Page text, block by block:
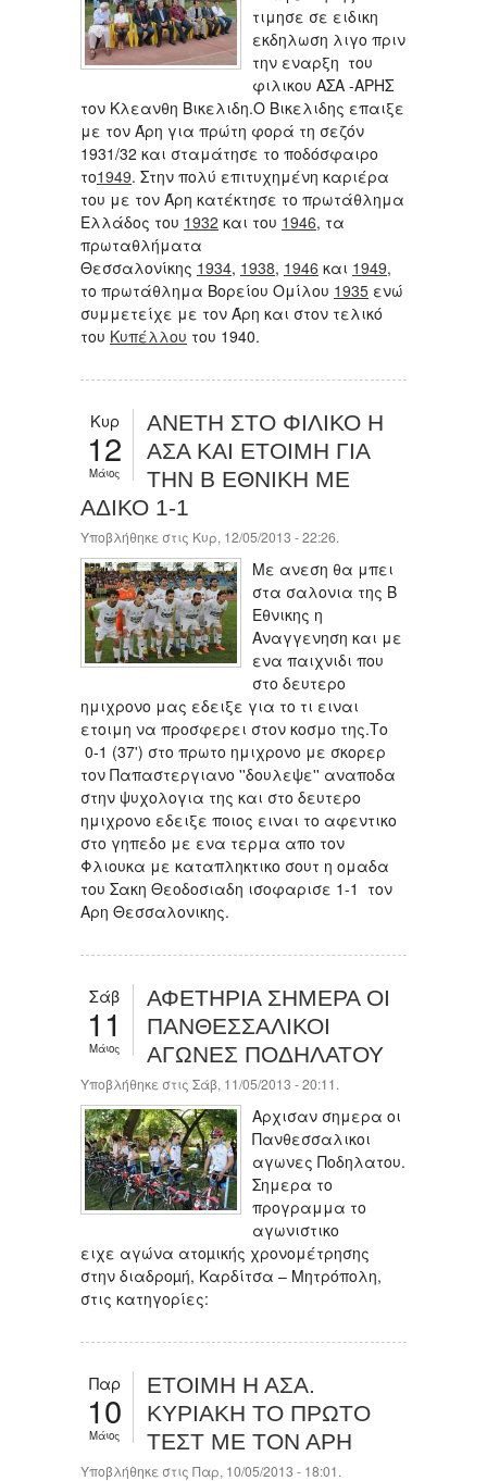
τιμησε σε ειδικη
εκδηλωση λιγο πριν
την εναρξη του
φιλικου ΑΣΑ -ΑΡΗΣ
τον Κλεανθη Βικελιδη.Ο Βικελιδης επαιξε
με τον Άρη για πρώτη φορά τη σεζόν
1931/32 και σταμάτησε το ποδόσφαιρο
το1949. Στην πολύ επιτυχημένη καριέρα
του με τον Άρη κατέκτησε το πρωτάθλημα
Ελλάδος του 1932 και του 1946, τα
πρωταθλήματα
Θεσσαλονίκης 1934, 1938, 1946 και 1949,
το πρωτάθλημα Βορείου Ομίλου 1935 ενώ
συμμετείχε με τον Άρη και στον τελικό
του Κυπέλλου του 1940.
Κυρ
12
Μάιος
ΑΝΕΤΗ ΣΤΟ ΦΙΛΙΚΟ Η
ΑΣΑ ΚΑΙ ΕΤΟΙΜΗ ΓΙΑ
ΤΗΝ Β ΕΘΝΙΚΗ ΜΕ
ΑΔΙΚΟ 1-1
Υποβλήθηκε στις Κυρ, 12/05/2013 - 22:26.
Με ανεση θα μπει
στα σαλονια της Β
Εθνικης η
Αναγγενηση και με
ενα παιχνιδι που
στο δευτερο
ημιχρονο μας εδειξε για το τι ειναι
ετοιμη να προσφερει στον κοσμο της.Το
0-1 (37') στο πρωτο ημιχρονο με σκορερ
τον Παπαστεργιανο ''δουλεψε'' αναποδα
στην ψυχολογια της και στο δευτερο
ημιχρονο εδειξε ποιος ειναι το αφεντικο
στο γηπεδο με ενα τερμα απο τον
Φλιουκα με καταπληκτικο σουτ η ομαδα
του Σακη Θεοδoσιαδη ισοφαρισε 1-1 τον
Αρη Θεσσαλονικης.
Σάβ
11
Μάιος
ΑΦΕΤΗΡΙΑ ΣΗΜΕΡΑ ΟΙ
ΠΑΝΘΕΣΣΑΛΙΚΟΙ
ΑΓΩΝΕΣ ΠΟΔΗΛΑΤΟΥ
Υποβλήθηκε στις Σάβ, 11/05/2013 - 20:11.
Αρχισαν σημερα οι
Πανθεσσαλικοι
αγωνες Ποδηλατου.
Σημερα το
προγραμμα το
αγωνιστικο
ειχε αγώνα ατοµικής χρονομέτρησης
στην διαδροµή, Καρδίτσα – Μητρόπολη,
στις κατηγορίες:
Παρ
10
Μάιος
ETOIMH Η ΑΣΑ.
ΚΥΡΙΑΚΗ ΤΟ ΠΡΩΤΟ
ΤΕΣΤ ΜΕ ΤΟΝ ΑΡΗ
Υποβλήθηκε στις Παρ, 10/05/2013 - 18:01.